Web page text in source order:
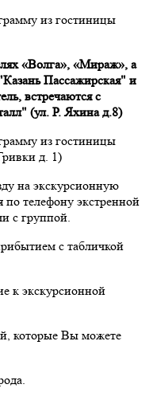
из гостиницы
«Волга», «Мираж», а
Пассажирская" и
встречаются с
(ул. Р. Яхина д.8)
из гостиницы
д. 1)
на экскурсионную
по телефону экстренной
с группой.
с табличкой
к экскурсионной
которые Вы можете